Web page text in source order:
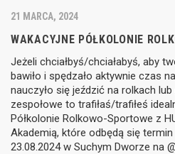
21 MARCA, 2024
WAKACYJNE PÓŁKOLONIE
Jeżeli chciałbyś/chciałabyś, aby
bawiło i spędzało aktywnie czas
nauczyło się jeździć na rolkach
zespołowe to trafiłaś/trafiłeś
Półkolonie Rolkowo-Sportowe z
Akademią, które odbędą się
23.08.2024 w Suchym Dworze na